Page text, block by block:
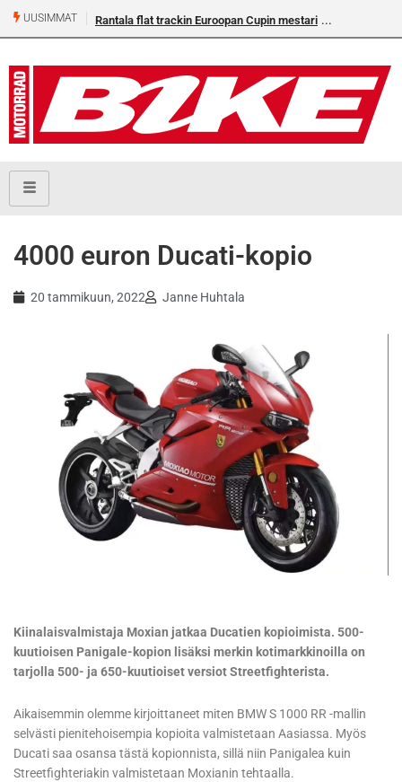
UUSIMMAT
Rantala flat trackin Euroopan Cupin mestari
22 vuoden odotus päättyi
4000 euron Ducati-kopio
20 tammikuun, 2022 Janne Huhtala
Kiinalaisvalmistaja Moxian jatkaa Ducatien kopioimista. 500-
kuutioisen Panigale-kopion lisäksi merkin kotimarkkinoilla on
tarjolla 500- ja 650-kuutioiset versiot Streetfighterista.
Aikaisemmin olemme kirjoittaneet miten BMW S 1000 RR -mallin
selvästi pienitehoisempia kopioita valmistetaan Aasiassa. Myös
Ducati saa osansa tästä kopionnista, sillä niin Panigalea kuin
Streetfighteriakin valmistetaan Moxianin tehtaalla.